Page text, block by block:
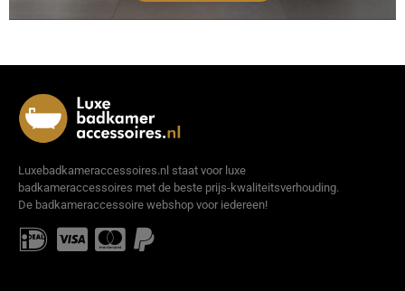
Luxebadkameraccessoires.nl staat voor luxe
badkameraccessoires met de beste prijs-kwaliteitsverhouding.
De badkameraccessoire webshop voor iedereen!